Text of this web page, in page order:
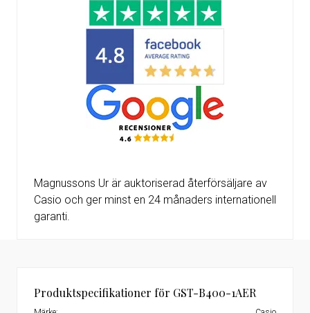
Magnussons Ur är auktoriserad återförsäljare av
Casio och ger minst en 24 månaders internationell
garanti.
Produktspecifikationer för GST-B400-1AER